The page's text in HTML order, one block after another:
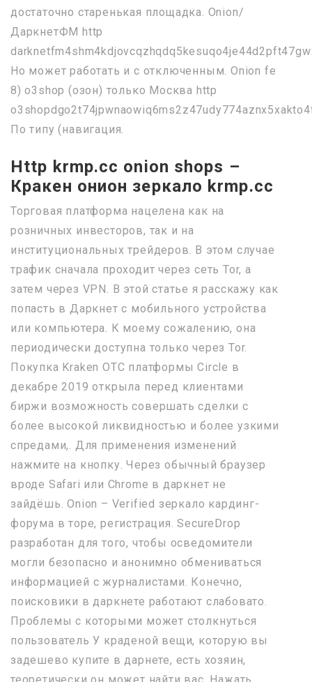
достаточно старенькая площадка. Onion/
ДаркнетФМ http
Но может работать и с отключенным. Onion fe
8) o3shop (озон) только Москва http
По типу (навигация.
Http krmp.cc onion shops –
Кракен онион зеркало krmp.cc
Торговая платформа нацелена как на
розничных инвесторов, так и на
институциональных трейдеров. В этом случае
трафик сначала проходит через сеть Tor, а
затем через VPN. В этой статье я расскажу как
попасть в Даркнет с мобильного устройства
или компьютера. К моему сожалению, она
периодически доступна только через Tor.
Покупка Kraken OTC платформы Circle в
декабре 2019 открыла перед клиентами
биржи возможность совершать сделки с
более высокой ликвидностью и более узкими
спредами,. Для применения изменений
нажмите на кнопку. Через обычный браузер
вроде Safari или Chrome в даркнет не
зайдёшь. Onion – Verified зеркало кардинг-
форума в торе, регистрация. SecureDrop
разработан для того, чтобы осведомители
могли безопасно и анонимно обмениваться
информацией с журналистами. Конечно,
поисковики в даркнете работают слабовато.
Проблемы с которыми может столкнуться
пользователь У краденой вещи, которую вы
задешево купите в дарнете, есть хозяин,